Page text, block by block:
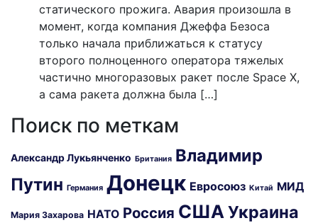
статического прожига. Авария произошла в
момент, когда компания Джеффа Безоса
только начала приближаться к статусу
второго полноценного оператора тяжелых
частично многоразовых ракет после Space X,
а сама ракета должна была […]
Поиск по меткам
Александр Лукьянченко Британия Владимир
Путин Германия Донецк Евросоюз Китай МИД
Мария Захарова НАТО Россия США Украина